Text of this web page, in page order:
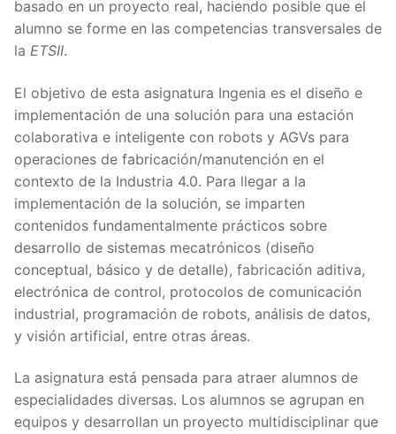
basado en un proyecto real, haciendo posible que el
alumno se forme en las competencias transversales de
la ETSII.
El objetivo de esta asignatura Ingenia es el diseño e
implementación de una solución para una estación
colaborativa e inteligente con robots y AGVs para
operaciones de fabricación/manutención en el
contexto de la Industria 4.0. Para llegar a la
implementación de la solución, se imparten
contenidos fundamentalmente prácticos sobre
desarrollo de sistemas mecatrónicos (diseño
conceptual, básico y de detalle), fabricación aditiva,
electrónica de control, protocolos de comunicación
industrial, programación de robots, análisis de datos,
y visión artificial, entre otras áreas.
La asignatura está pensada para atraer alumnos de
especialidades diversas. Los alumnos se agrupan en
equipos y desarrollan un proyecto multidisciplinar que